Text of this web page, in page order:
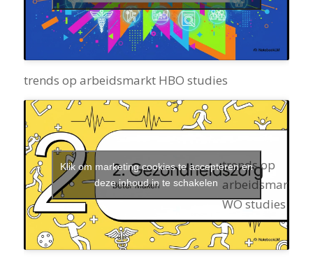
trends op arbeidsmarkt HBO studies
trends op
arbeidsmarkt
WO studies
Klik om marketing cookies te accepteren en
deze inhoud in te schakelen